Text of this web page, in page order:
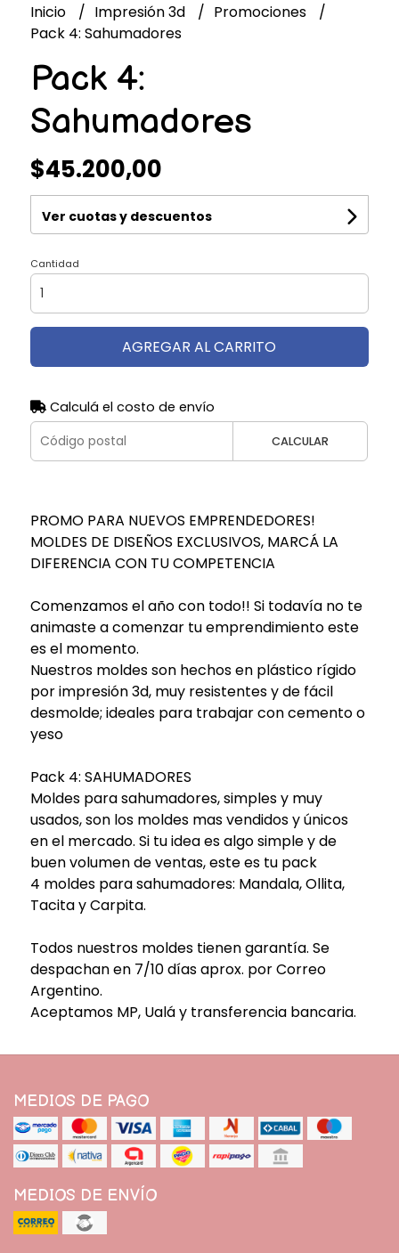
Inicio Impresión 3d
Promociones
Pack 4: Sahumadores
Pack 4:
Sahumadores
$45.200,00
Ver cuotas y descuentos
Cantidad
AGREGAR AL CARRITO
Calculá el costo de envío
CALCULAR
PROMO PARA NUEVOS EMPRENDEDORES!
MOLDES DE DISEÑOS EXCLUSIVOS, MARCÁ LA
DIFERENCIA CON TU COMPETENCIA
Comenzamos el año con todo!! Si todavía no te
animaste a comenzar tu emprendimiento este
es el momento.
Nuestros moldes son hechos en plástico rígido
por impresión 3d, muy resistentes y de fácil
desmolde; ideales para trabajar con cemento o
yeso
Pack 4: SAHUMADORES
Moldes para sahumadores, simples y muy
usados, son los moldes mas vendidos y únicos
en el mercado. Si tu idea es algo simple y de
buen volumen de ventas, este es tu pack
4 moldes para sahumadores: Mandala, Ollita,
Tacita y Carpita.
Todos nuestros moldes tienen garantía. Se
despachan en 7/10 días aprox. por Correo
Argentino.
Aceptamos MP, Ualá y transferencia bancaria.
MEDIOS DE PAGO
MEDIOS DE ENVÍO